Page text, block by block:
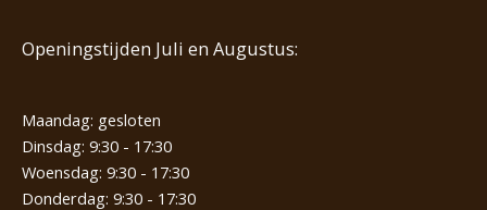
Openingstijden Juli en Augustus:
Maandag: gesloten
Dinsdag: 9:30 - 17:30
Woensdag: 9:30 - 17:30
Donderdag: 9:30 - 17:30